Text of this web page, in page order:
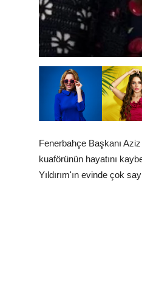
Fenerbahçe Başkanı Aziz
kuaförünün hayatını
Yıldırım'ın evinde çok